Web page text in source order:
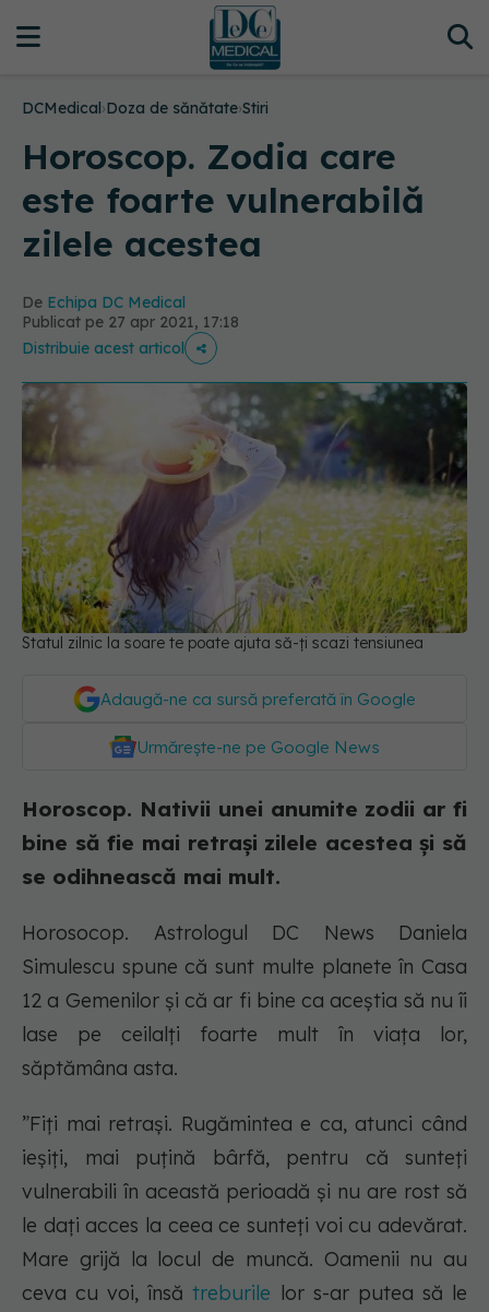
DCMedical›Doza de sănătate›Stiri
Horoscop. Zodia care
este foarte vulnerabilă
zilele acestea
De Echipa DC Medical
Publicat pe 27 apr 2021, 17:18
Distribuie acest articol
Statul zilnic la soare te poate ajuta să-ți scazi tensiunea
Adaugă-ne ca sursă preferată în Google
Urmărește-ne pe Google News
Horoscop. Nativii unei anumite zodii ar fi
bine să fie mai retrași zilele acestea și să
se odihnească mai mult.
Horosocop. Astrologul DC News Daniela
Simulescu spune că sunt multe planete în Casa
12 a Gemenilor și că ar fi bine ca aceștia să nu îi
lase pe ceilalți foarte mult în viața lor,
săptămâna asta.
”Fiți mai retrași. Rugămintea e ca, atunci când
ieșiți, mai puțină bârfă, pentru că sunteți
vulnerabili în această perioadă și nu are rost să
le dați acces la ceea ce sunteți voi cu adevărat.
Mare grijă la locul de muncă. Oamenii nu au
ceva cu voi, însătreburile lor s-ar putea să le